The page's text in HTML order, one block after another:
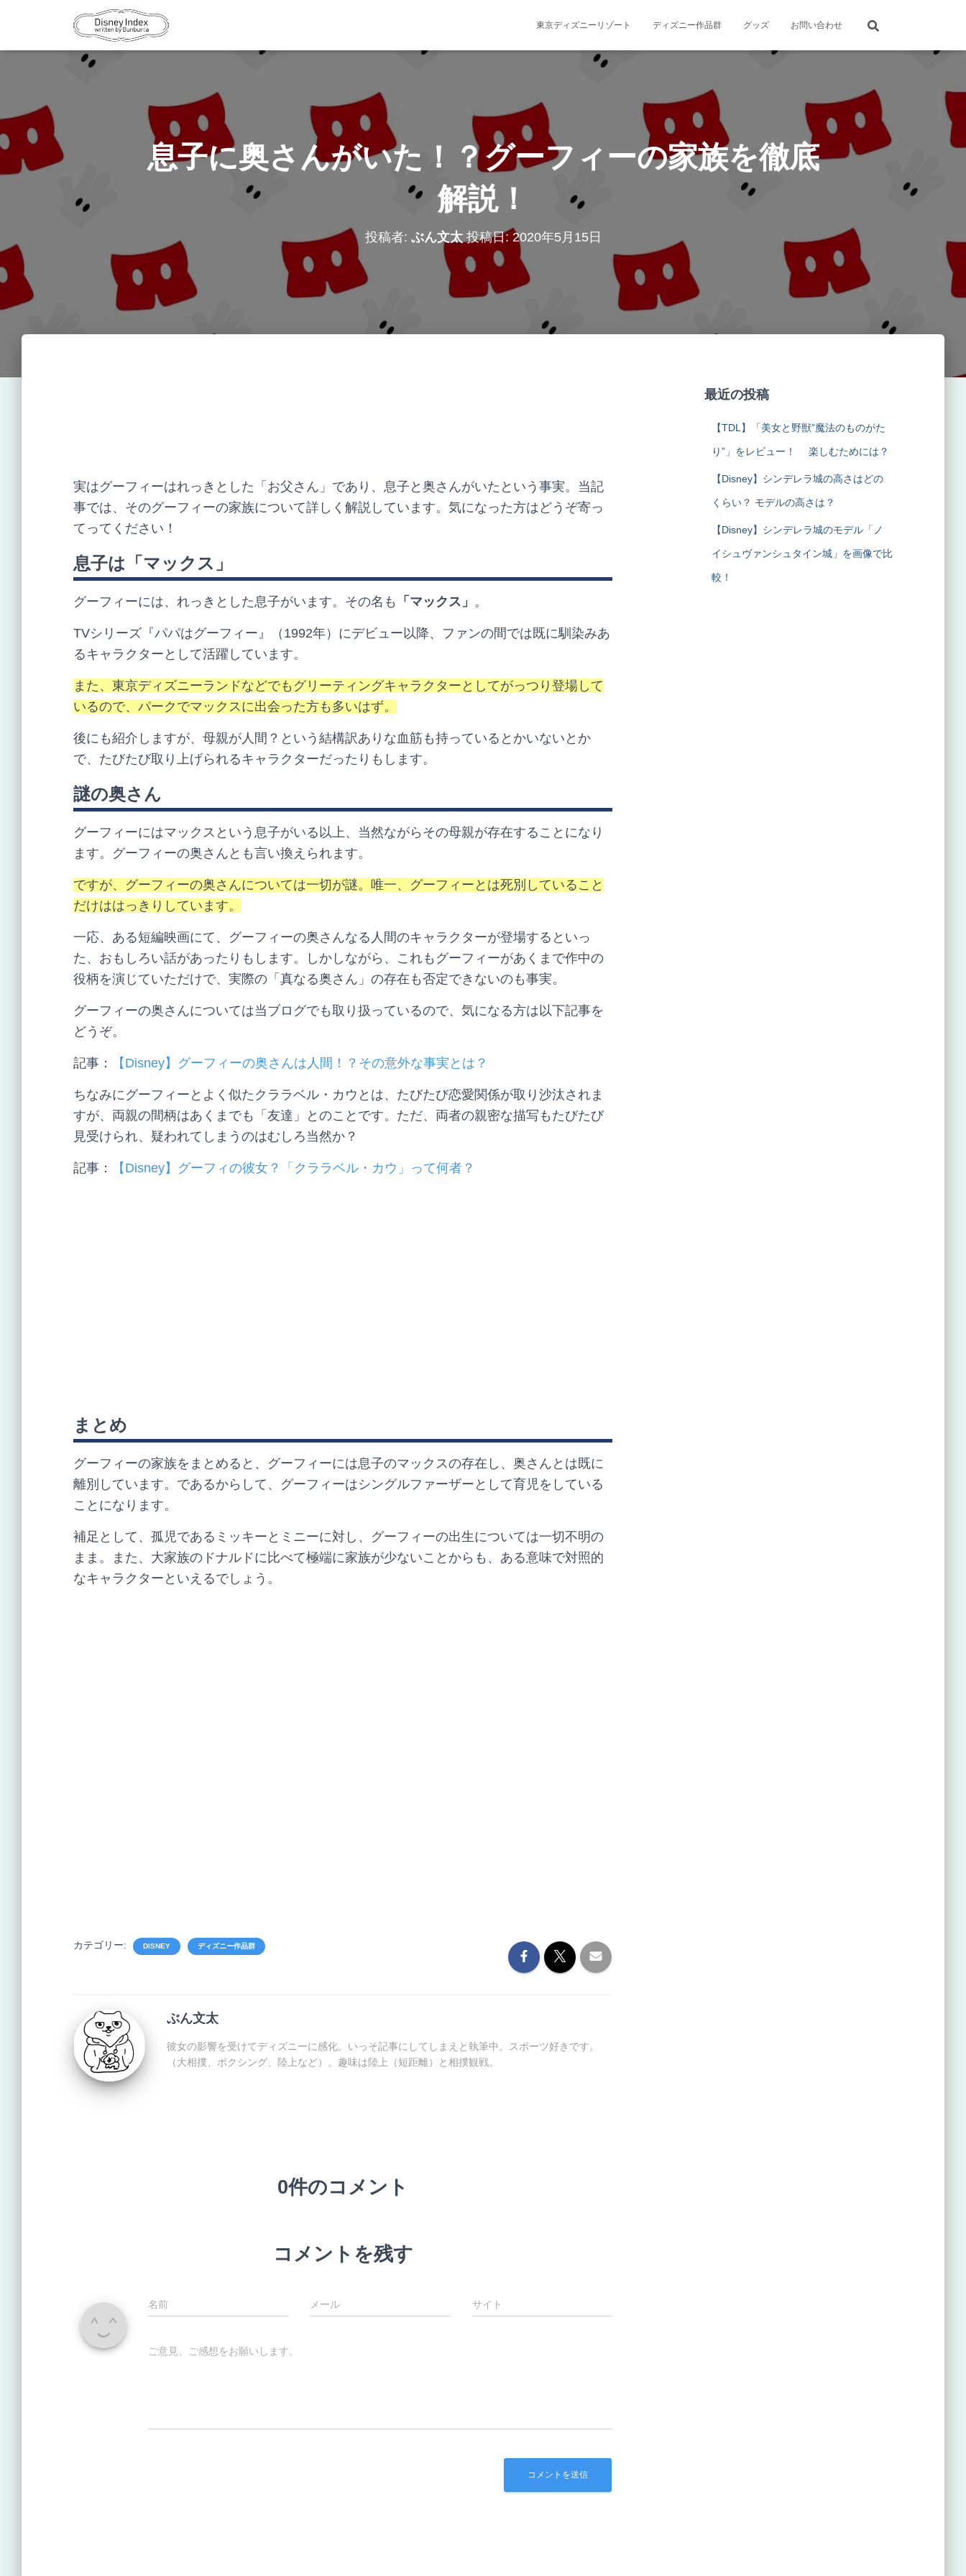
東京ディズニーリゾート ディズニー作品群 グッズ お問い合わせ
息子に奥さんがいた！？グーフィーの家族を徹底
解説！
投稿者: ぶん文太投稿日: 2020年5月15日
実はグーフィーはれっきとした「お父さん」であり、息子と奥さんがいたという事実。当記
事では、そのグーフィーの家族について詳しく解説しています。気になった方はどうぞ寄っ
てってください！
息子は「マックス」
グーフィーには、れっきとした息子がいます。その名も 「マックス」 。
TVシリーズ『パパはグーフィー』（ 1992年）にデビュー以降、ファンの間では既に馴染みあ
るキャラクターとして活躍しています。
また、東京ディズニーランドなどでもグリーティングキャラクターとしてがっつり登場して
いるので、パークでマックスに出会った方も多いはず。
後にも紹介しますが、母親が人間？という結構訳ありな血筋も持っているとかいないとか
で、たびたび取り上げられるキャラクターだったりもします。
謎の奥さん
グーフィーにはマックスという息子がいる以上、当然ながらその母親が存在することになり
ます。グーフィーの奥さんとも言い換えられます。
ですが、グーフィーの奥さんについては一切が謎。唯一、グーフィーとは死別していること
だけははっきりしています。
一応、ある短編映画にて、グーフィーの奥さんなる人間のキャラクターが登場するといっ
た、おもしろい話があったりもします。しかしながら、これもグーフィーがあくまで作中の
役柄を演じていただけで、実際の「真なる奥さん」の存在も否定できないのも事実。
グーフィーの奥さんについては当ブログでも取り扱っているので、気になる方は以下記事を
どうぞ。
記事： 【Disney】グーフィーの奥さんは人間！？その意外な事実とは？
ちなみにグーフィーとよく似たクララベル・カウとは、たびたび恋愛関係が取り沙汰されま
すが、両親の間柄はあくまでも「友達」とのことです。ただ、両者の親密な描写もたびたび
見受けられ、疑われてしまうのはむしろ当然か？
記事： 【Disney】グーフィの彼女？「クララベル・カウ」って何者？
まとめ
グーフィーの家族をまとめると、グーフィーには息子のマックスの存在し、奥さんとは既に
離別しています。であるからして、グーフィーはシングルファーザーとして育児をしている
ことになります。
補足として、孤児であるミッキーとミニーに対し、グーフィーの出生については一切不明の
まま。また、大家族のドナルドに比べて極端に家族が少ないことからも、ある意味で対照的
なキャラクターといえるでしょう。
カテゴリー: DISNEY ディズニー作品群
ぶん文太
彼女の影響を受けてディズニーに感化。いっそ記事にしてしまえと執筆中。スポーツ好きです。
（大相撲、ボクシング、陸上など）。趣味は陸上（短距離）と相撲観戦。
0件のコメント
コメントを残す
名前 メール サイト
ご意見、ご感想をお願いします。
最近の投稿
【TDL】「美女と野獣”魔法のものがた
り”」をレビュー！ 楽しむためには？
【Disney】シンデレラ城の高さはどの
くらい？ モデルの高さは？
【Disney】シンデレラ城のモデル「ノ
イシュヴァンシュタイン城」を画像で比
較！